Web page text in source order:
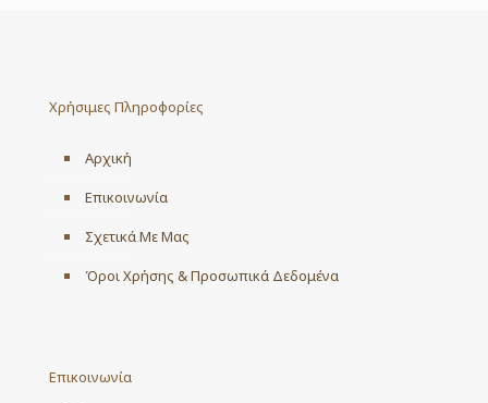
Χρήσιμες Πληροφορίες
Αρχική
Επικοινωνία
Σχετικά Με Μας
Όροι Χρήσης & Προσωπικά Δεδομένα
Επικοινωνία